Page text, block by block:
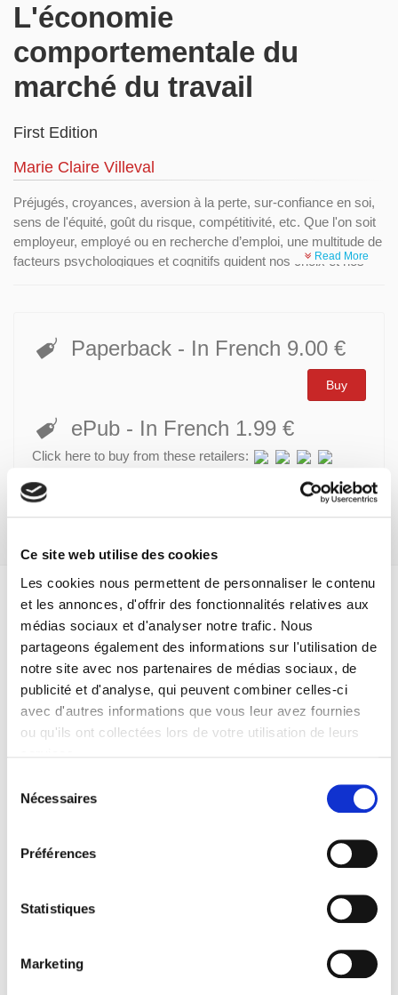
Ce site web utilise des cookies
Les cookies nous permettent de personnaliser le contenu
et les annonces, d'offrir des fonctionnalités relatives aux
médias sociaux et d'analyser notre trafic. Nous
partageons également des informations sur l'utilisation de
notre site avec nos partenaires de médias sociaux, de
publicité et d'analyse, qui peuvent combiner celles-ci
avec d'autres informations que vous leur avez fournies
ou qu'ils ont collectées lors de votre utilisation de leurs
Nécessaires
Préférences
Statistiques
Marketing
L'économie
comportementale du
marché du travail
First Edition
Marie Claire Villeval
Préjugés, croyances, aversion à la perte, sur-confiance en soi,
sens de l'équité, goût du risque, compétitivité, etc. Que l'on soit
employeur, employé ou en recherche d’emploi, une multitude de
facteurs psychologiques et cognitifs guident nos choix et nos
affectent le fonctionnement de ce marché pourrait rendre plus
C’est tout l’intérêt de l’approche proposée par l’économie
comportementale : améliorer la compréhension des conduites
de recherche d’emploi et de discrimination à l’embauche,
mesurer les effets de sélection et d’incitation du niveau de
rémunération sur la motivation, éclairer le rôle de la confiance
dans la construction de contrats relationnels.
Read More
Paperback - In French 9.00 €
Buy
ePub - In French 1.99 €
Click here to buy from these retailers:
Specifications
Formats
Contents
Specifications
Publisher
Author
Sécuriser l'emploi
French